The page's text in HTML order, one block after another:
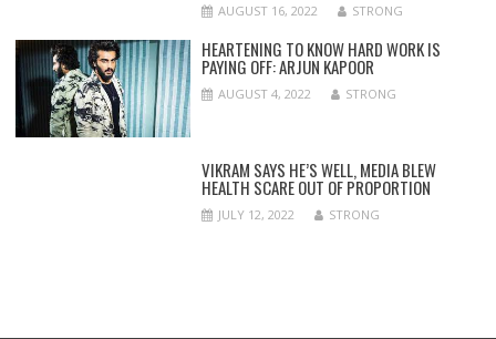
AUGUST 16, 2022 STRONG
HEARTENING TO KNOW HARD WORK IS
PAYING OFF: ARJUN KAPOOR
AUGUST 4, 2022 STRONG
VIKRAM SAYS HE’S WELL, MEDIA BLEW
HEALTH SCARE OUT OF PROPORTION
JULY 12, 2022 STRONG